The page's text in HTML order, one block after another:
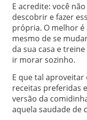
E acredite: você
descobrir e fazer
própria. O melhor
mesmo de se
da sua casa e
ir morar sozinho.
E que tal
receitas preferidas
versão da
aquela saudade de